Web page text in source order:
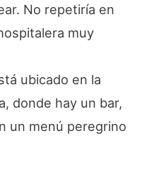
No repetiría en
muy
ubicado en la
donde hay un bar,
un menú peregrino